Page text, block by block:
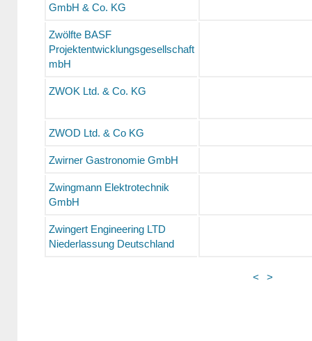
GmbH & Co. KG
Zwölfte BASF
Projektentwicklungsgesellschaft
mbH
ZWOK Ltd. & Co. KG
ZWOD Ltd. & Co KG
Zwirner Gastronomie GmbH
Zwingmann Elektrotechnik
GmbH
Zwingert Engineering LTD
Niederlassung Deutschland
< >